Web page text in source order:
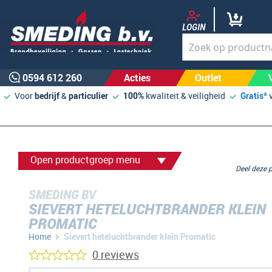
LOGIN
0594 612 260 Acties Outlet
Voorbedrijf&particulier 100% kwaliteit & veiligheid Gratis*
Open productgroep menu
SMEDING BV
SIEVERT HETELUCHTBRANDER KLEIN
PROMATIC
Home Sievert heteluchtbrander klein Promatic
Deel
0 reviews